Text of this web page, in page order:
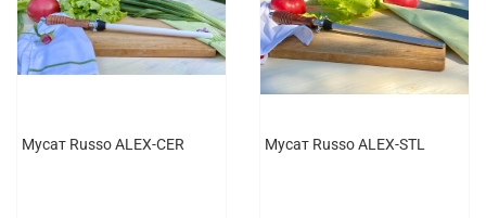
Мусат Russo ALEX-CER Мусат Russo ALEX-STL